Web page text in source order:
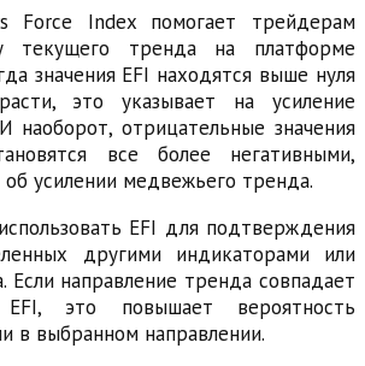
Force Index помогает трейдерам
текущего тренда на платформе
значения EFI находятся выше нуля
это указывает на усиление
наоборот, отрицательные значения
все более негативными,
усилении медвежьего тренда.
EFI для подтверждения
другими индикаторами или
Если направление тренда совпадает
это повышает вероятность
в выбранном направлении.